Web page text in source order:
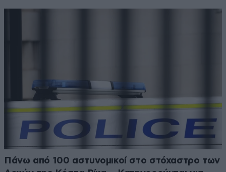
Πάνω από 100 αστυνομικοί στο στόχαστρο των